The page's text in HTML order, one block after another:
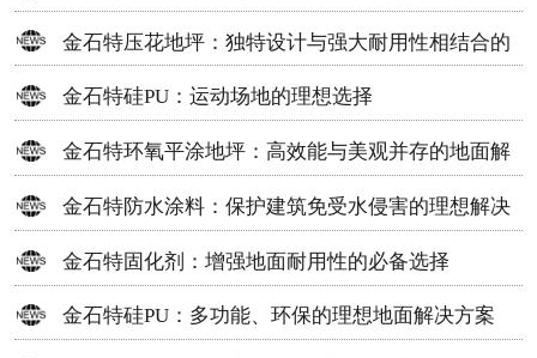
金石特压花地坪：独特设计与强大耐用性相结合的
地面材料
金石特硅PU：运动场地的理想选择
金石特环氧平涂地坪：高效能与美观并存的地面解
决方案
金石特防水涂料：保护建筑免受水侵害的理想解决
方案
金石特固化剂：增强地面耐用性的必备选择
金石特硅PU：多功能、环保的理想地面解决方案